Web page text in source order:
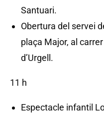
Santuari.
Obertura del servei
plaça Major, al
d’Urgell.
11 h
Espectacle infantil